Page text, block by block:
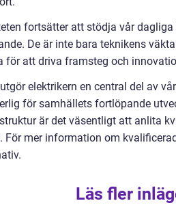
fortsätter att stödja vår
De är inte bara teknikens
för att driva framsteg och
elektrikern en central del av
för samhällets fortlöpande
är det väsentligt att anlita
För mer information om
Läs fler